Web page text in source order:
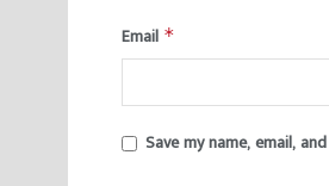
Email *
Save my name, email,